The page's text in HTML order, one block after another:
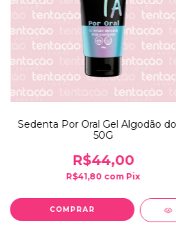
Sedenta Por Oral Gel Algodão
50G
R$44,00
R$41,80 com Pix